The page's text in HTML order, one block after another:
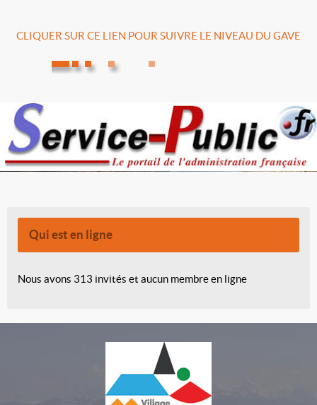
CLIQUER SUR CE LIEN POUR SUIVRE LE NIVEAU DU GAVE
Qui est en ligne
Nous avons 313 invités et aucun membre en ligne